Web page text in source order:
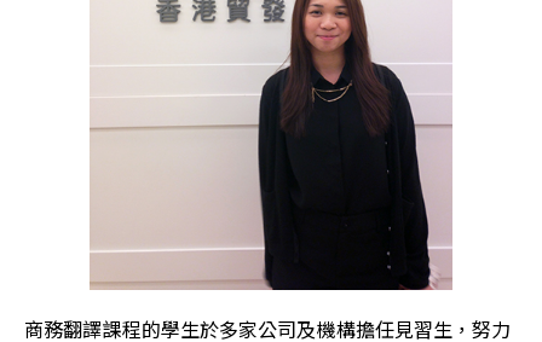
商務翻譯課程的學生於多家公司及機構擔任見習生，努力